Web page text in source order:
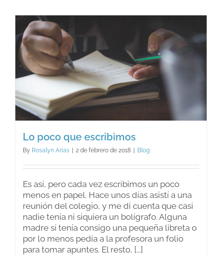
Lo poco que escribimos
By Rosalyn Arias | 2 de febrero de 2018 | Blog
Es así, pero cada vez escribimos un poco
menos en papel. Hace unos días asistí a una
reunión del colegio, y me di cuenta que casi
nadie tenía ni siquiera un bolígrafo. Alguna
madre sí tenía consigo una pequeña libreta o
por lo menos pedía a la profesora un folio
para tomar apuntes. El resto, [...]